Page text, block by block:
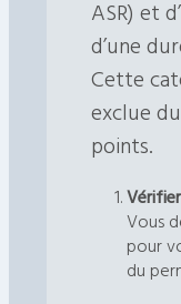
ASR) et
d’une
Cette
exclue
points.
Vous
pour
du